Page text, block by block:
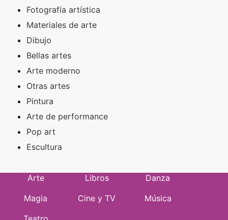
Fotografía artística
Materiales de arte
Dibujo
Bellas artes
Arte moderno
Otras artes
Pintura
Arte de performance
Pop art
Escultura
Arte Libros
Danza
Magia
Cine y TV
Música